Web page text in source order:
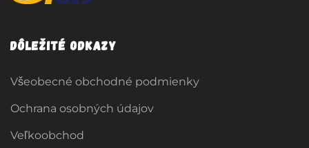
Dôležité odkazy
Všeobecné obchodné podmienky
Ochrana osobných údajov
Veľkoobchod